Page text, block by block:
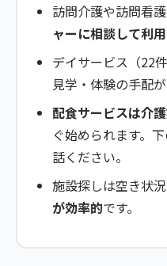
訪問介護や訪問看護
ャーに相談して利
デイサービス（22
見学・体験の手配が
配食サービスは介
ぐ始められます。
話ください。
施設探しは空き状
が効率的です。